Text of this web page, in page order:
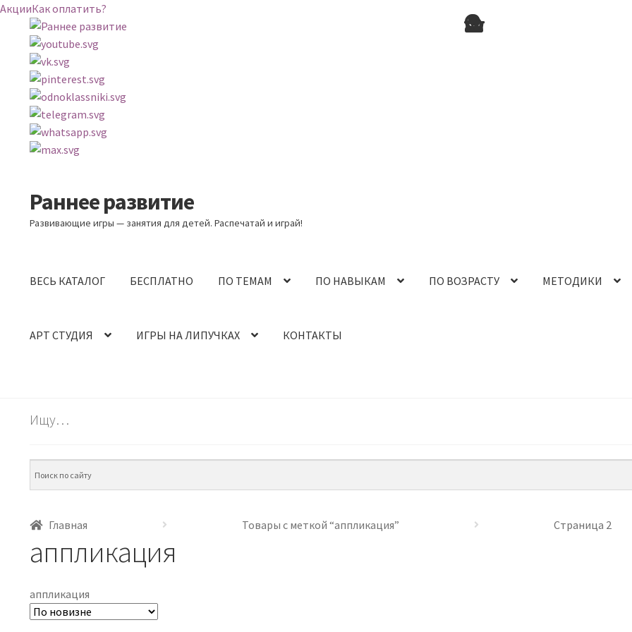
АкцииКак оплатить?
Перейти
к
навигации
Перейти
к
содержимому
Раннее развитие
Развивающие игры — занятия для детей. Распечатай и играй!
ВЕСЬ КАТАЛОГ БЕСПЛАТНО ПО ТЕМАМ ПО НАВЫКАМ ПО ВОЗРАСТУ МЕТОДИКИ
АРТ СТУДИЯ ИГРЫ НА ЛИПУЧКАХ КОНТАКТЫ
Ищу…
Главная Товары с меткой “аппликация” Страница 2
аппликация
аппликация